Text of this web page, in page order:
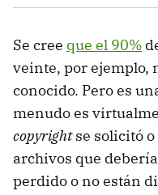
Se cree que el 90%
veinte, por ejemplo,
conocido. Pero es
menudo es
copyrightse solicitó o
archivos que
perdido o no están